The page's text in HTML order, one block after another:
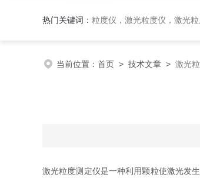
热门关键词： 粒度仪，激光粒度仪，激光粒度分析仪，激
当前位置： 首页 > 技术文章 > 激光
激光粒度测定仪是一种利用颗粒使激光发